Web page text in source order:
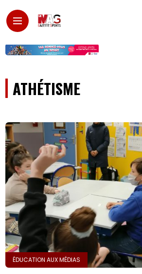
ATHÉTISME
ÉDUCATION AUX MÉDIAS